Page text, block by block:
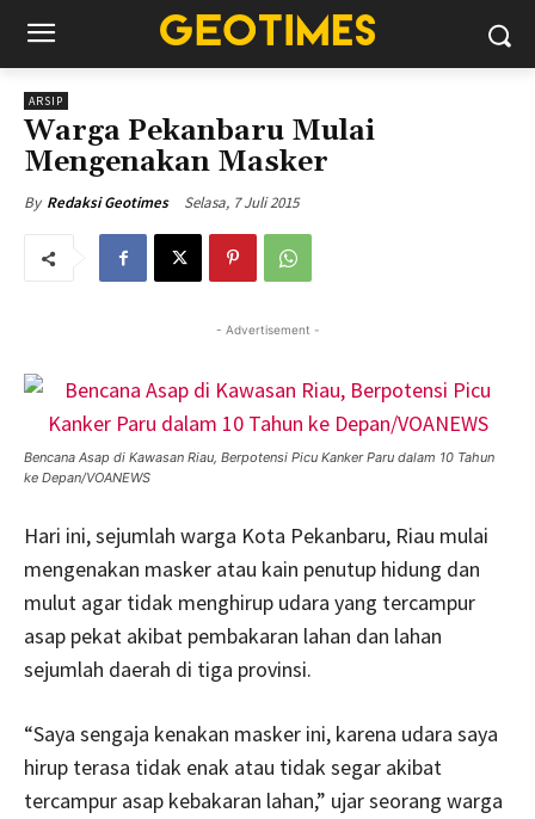
ARSIP
Warga Pekanbaru Mulai
Mengenakan Masker
By Redaksi Geotimes Selasa, 7 Juli 2015
- Advertisement -
Bencana Asap di Kawasan Riau, Berpotensi Picu Kanker Paru dalam 10 Tahun
ke Depan/VOANEWS
Hari ini, sejumlah warga Kota Pekanbaru, Riau mulai
mengenakan masker atau kain penutup hidung dan
mulut agar tidak menghirup udara yang tercampur
asap pekat akibat pembakaran lahan dan lahan
sejumlah daerah di tiga provinsi.
“Saya sengaja kenakan masker ini, karena udara saya
hirup terasa tidak enak atau tidak segar akibat
tercampur asap kebakaran lahan,” ujar seorang warga